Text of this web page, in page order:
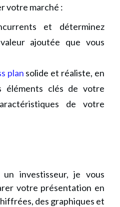
votre marché :
et déterminez
ajoutée que vous
plan solide et réaliste, en
éléments clés de votre
de votre
investisseur, je vous
votre présentation en
des graphiques et